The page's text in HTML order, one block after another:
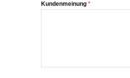
Kundenmeinung